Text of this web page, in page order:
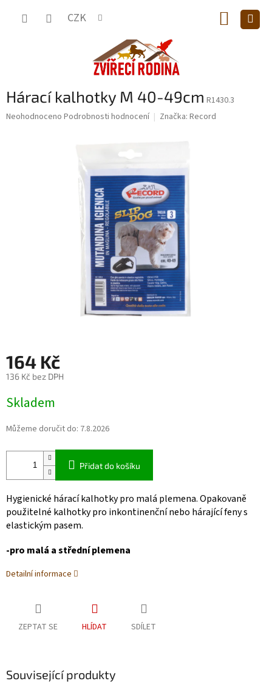
CZK
KOŠÍK
Hárací kalhotky M 40-49cm R1430.3
Průměrné
Neohodnoceno Podrobnosti hodnocení Značka: Record
164 Kč
136 Kč bez DPH
cena:
Skladem
Můžeme doručit do: 7.8.2026
Přidat do košíku
Hygienické hárací kalhotky pro malá plemena. Opakovaně
použitelné kalhotky pro inkontinenční nebo hárající feny s
elastickým pasem.
-pro malá a střední plemena
Detailní informace
ZEPTAT SE HLÍDAT SDÍLET
Související produkty